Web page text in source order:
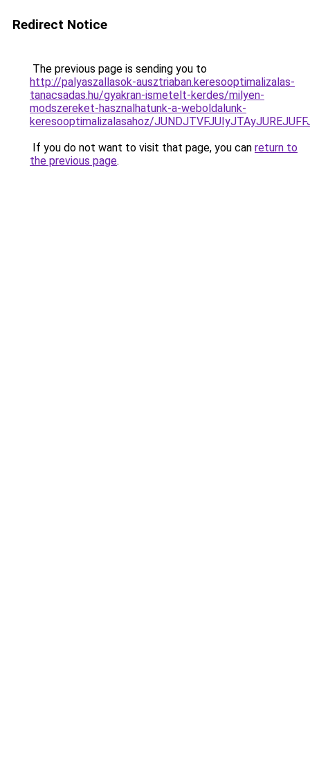
Redirect Notice
The previous page is sending you to
http://palyaszallasok-ausztriaban.keresooptimalizalas-
tanacsadas.hu/gyakran-ismetelt-kerdes/milyen-
modszereket-hasznalhatunk-a-weboldalunk-
keresooptimalizalasahoz/
If you do not want to visit that page, you can return to
the previous page.